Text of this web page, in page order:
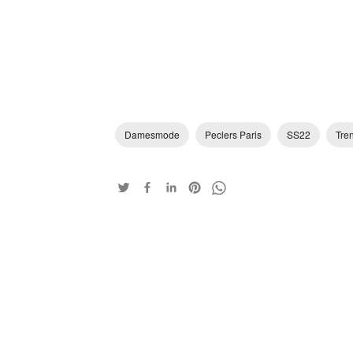
Damesmode Peclers Paris SS22